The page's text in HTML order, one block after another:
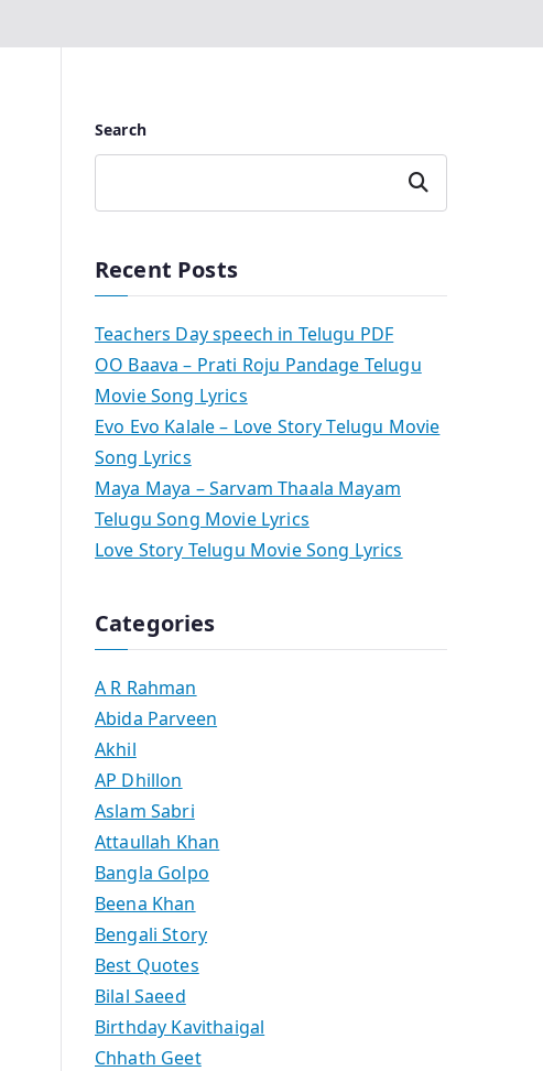
Search
Search
Recent Posts
Teachers Day speech in Telugu PDF
OO Baava – Prati Roju Pandage Telugu
Movie Song Lyrics
Evo Evo Kalale – Love Story Telugu Movie
Song Lyrics
Maya Maya – Sarvam Thaala Mayam
Telugu Song Movie Lyrics
Love Story Telugu Movie Song Lyrics
Categories
A R Rahman
Abida Parveen
Akhil
AP Dhillon
Aslam Sabri
Attaullah Khan
Bangla Golpo
Beena Khan
Bengali Story
Best Quotes
Bilal Saeed
Birthday Kavithaigal
Chhath Geet